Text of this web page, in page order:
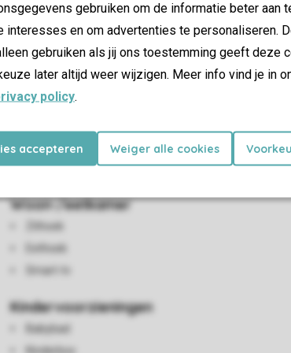
gebruiken om de informatie beter aan
interesses en om advertenties te personaliseren.
gebruiken als jij ons toestemming geeft deze
later altijd weer wijzigen. Meer info vind je in
policy.
accepteren Weiger alle cookies
kind en beschikt over een woonkamer met
zijn 3 slaapkamers, waarvan één met 2
aan de woonkamer bevindt zich het
het park, gebruik van wifi is gratis en het
Woon-/eetkamer
Zithoek
Eethoek
Smart-tv
Kindervoorzieningen
Babybad